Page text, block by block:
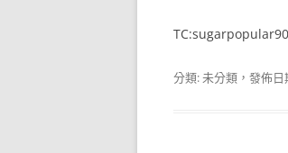
分類: 未分類，發佈日